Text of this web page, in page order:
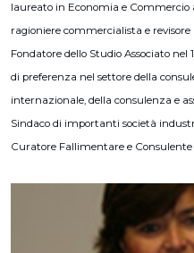
laureato in Economia e Commercio
ragioniere commercialista e revisore
Fondatore dello Studio Associato nel
di preferenza nel settore della
internazionale, della consulenza e
Sindaco di importanti società
Curatore Fallimentare e Consulente